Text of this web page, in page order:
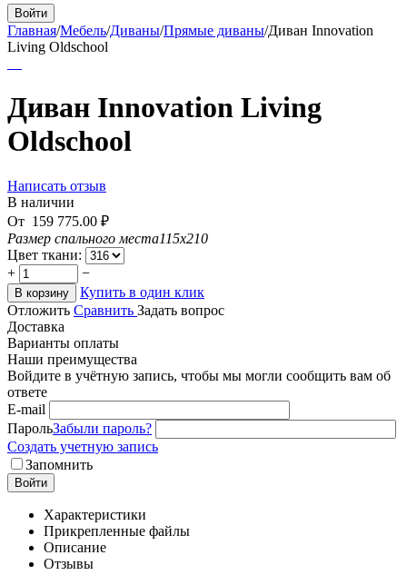
Войти
Главная/Мебель/Диваны/Прямые диваны/Диван Innovation
Living Oldschool
Диван Innovation Living
Oldschool
Написать отзыв
В наличии
От 159 775.00 ₽
Размер спального места115х210
Цвет ткани:
+
−
В корзину
Купить в один клик
Отложить Сравнить Задать вопрос
Доставка
Варианты оплаты
Наши преимущества
Войдите в учётную запись, чтобы мы могли сообщить вам об
ответе
E-mail
ПарольЗабыли пароль?
Создать учетную запись
Запомнить
Войти
Характеристики
Прикрепленные файлы
Описание
Отзывы